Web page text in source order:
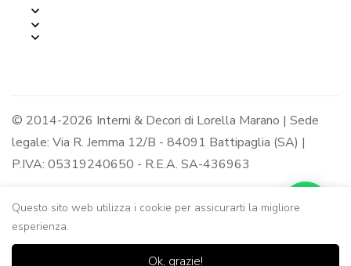
© 2014-2026 Interni & Decori di Lorella Marano | Sede
legale: Via R. Jemma 12/B - 84091 Battipaglia (SA) |
P.IVA: 05319240650 - R.E.A. SA-436963
Questo sito web utilizza i cookie per assicurarti la migliore
esperienza.
Ok, grazie!
0